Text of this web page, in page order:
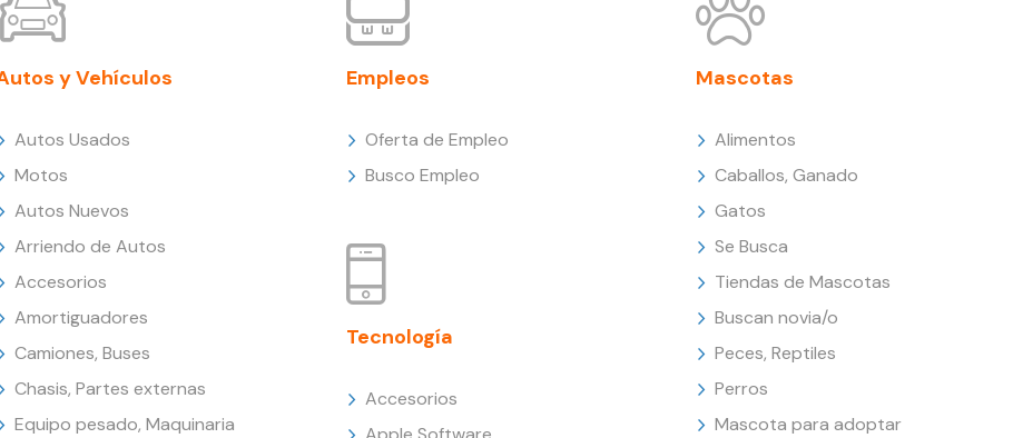
y Vehículos
Autos Usados
Motos
Autos Nuevos
Arriendo de Autos
Accesorios
Amortiguadores
Camiones, Buses
Chasis, Partes externas
Equipo pesado, Maquinaria
Empleos
Oferta de Empleo
Busco Empleo
Tecnología
Accesorios
Mascotas
Alimentos
Caballos, Ganado
Gatos
Se Busca
Tiendas de Mascotas
Buscan novia/o
Peces, Reptiles
Perros
Mascota para adoptar